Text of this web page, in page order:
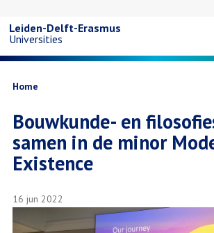
naar
inhoud
Leiden-Delft-Erasmus
Universities
Kruimelpad
Home
Bouwkunde- en
samen in de minor
Existence
16 jun 2022